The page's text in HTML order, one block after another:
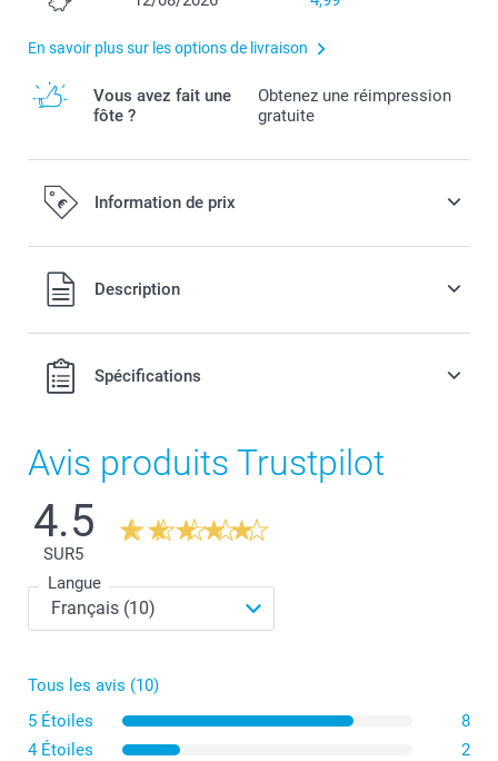
En savoir plus sur les options de livraison
Vous avez fait une
fôte ?
Obtenez une réimpression
gratuite
Information de prix
Tous les prix sont en EURO (€), TVA incluse et hors frais de
port.
Description
Spécifications
Avis produits Trustpilot
4.5
SUR5
Langue
Tous les avis (10)
5 Étoiles
8
4 Étoiles
2